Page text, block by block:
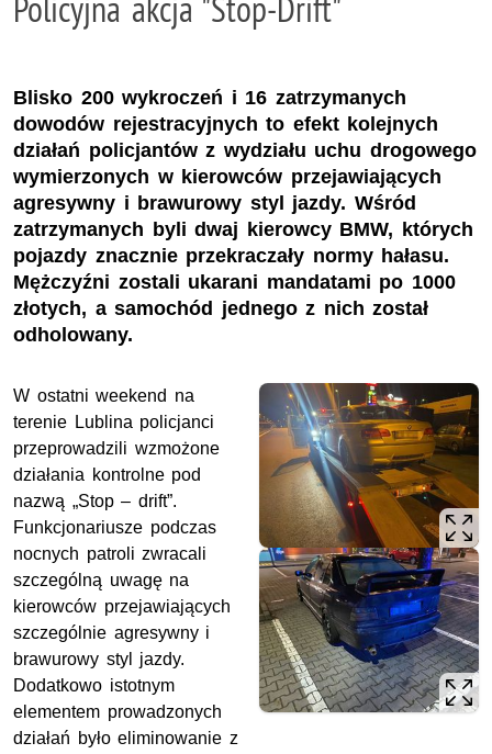
Policyjna akcja "Stop-Drift"
Blisko 200 wykroczeń i 16 zatrzymanych
dowodów rejestracyjnych to efekt kolejnych
działań policjantów z wydziału uchu drogowego
wymierzonych w kierowców przejawiających
agresywny i brawurowy styl jazdy. Wśród
zatrzymanych byli dwaj kierowcy BMW, których
pojazdy znacznie przekraczały normy hałasu.
Mężczyźni zostali ukarani mandatami po 1000
złotych, a samochód jednego z nich został
odholowany.
W ostatni weekend na
terenie Lublina policjanci
przeprowadzili wzmożone
działania kontrolne pod
nazwą „Stop – drift”.
Funkcjonariusze podczas
nocnych patroli zwracali
szczególną uwagę na
kierowców przejawiających
szczególnie agresywny i
brawurowy styl jazdy.
Dodatkowo istotnym
elementem prowadzonych
działań było eliminowanie z